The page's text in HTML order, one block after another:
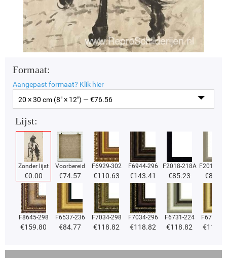
Formaat:
Aangepast formaat? Klik hier
20 × 30 cm (8" × 12") — €76.56
Lijst:
Zonder lijst
€0.00
Voorbereid
€74.57
F6929-302
€110.63
F6944-296
€143.41
F2018-218A
€85.23
F2018-
€85.23
F8645-298
€159.80
F6537-236
€84.77
F7034-298
€118.82
F7034-296
€118.82
F6731-224
€118.82
F6731-
€